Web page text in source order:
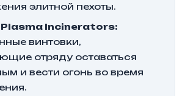
элитной пехоты.
Incinerators:
винтовки,
отряду оставаться
и вести огонь во время